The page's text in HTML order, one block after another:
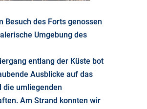
Besuch des Forts genossen
Umgebung des
entlang der Küste bot
Ausblicke auf das
die umliegenden
Am Strand konnten wir